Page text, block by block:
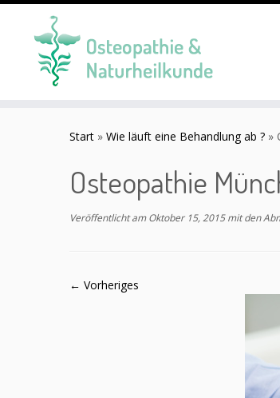
Start » Wie läuft eine Behandlung ab ? »
Osteopathie
Veröffentlicht am Oktober 15, 2015mit den
← Vorheriges